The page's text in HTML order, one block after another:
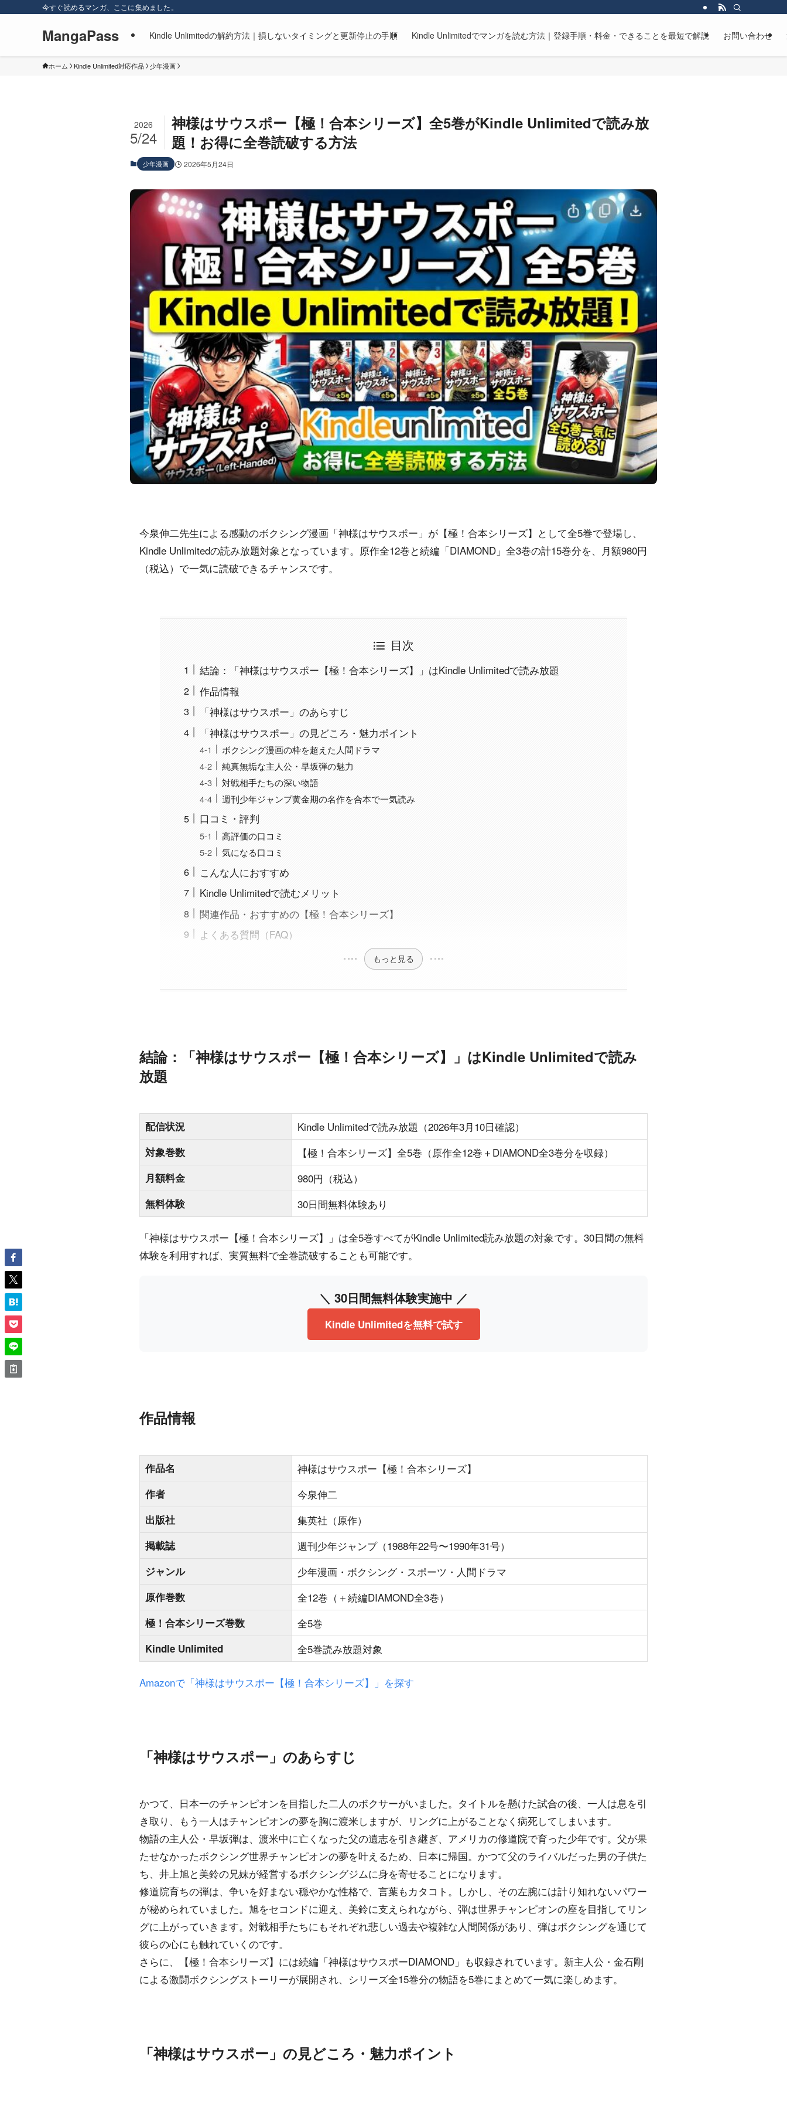
今すぐ読めるマンガ、ここに集めました。
MangaPass Kindle Unlimitedの解約方法｜損しないタイミングと更新停止の手順 Kindle Unlimitedでマンガを読む方法｜登録手順・料金・できることを最短で解説 お問い合わせ
ホーム Kindle Unlimited対応作品 少年漫画
神様はサウスポー【極！合本シリーズ】全5巻がKindle Unlimitedで読み放
題！お得に全巻読破する方法
2026
5/24
少年漫画 2026年5月24日
今泉伸二先生による感動のボクシング漫画「神様はサウスポー」が【極！合本シリーズ】として全5巻で登場し、
Kindle Unlimitedの読み放題対象となっています。原作全12巻と続編「DIAMOND」全3巻の計15巻分を、月額980円
（税込）で一気に読破できるチャンスです。
目次
結論：「神様はサウスポー【極！合本シリーズ】」はKindle Unlimitedで読み放題
作品情報
「神様はサウスポー」のあらすじ
「神様はサウスポー」の見どころ・魅力ポイント
ボクシング漫画の枠を超えた人間ドラマ
純真無垢な主人公・早坂弾の魅力
対戦相手たちの深い物語
週刊少年ジャンプ黄金期の名作を合本で一気読み
口コミ・評判
高評価の口コミ
気になる口コミ
こんな人におすすめ
Kindle Unlimitedで読むメリット
関連作品・おすすめの【極！合本シリーズ】
よくある質問（FAQ）
もっと見る
結論：「神様はサウスポー【極！合本シリーズ】」はKindle Unlimitedで読み
放題
配信状況 Kindle Unlimitedで読み放題（2026年3月10日確認）
対象巻数 【極！合本シリーズ】全5巻（原作全12巻＋DIAMOND全3巻分を収録）
月額料金 980円（税込）
無料体験 30日間無料体験あり
「神様はサウスポー【極！合本シリーズ】」は全5巻すべてがKindle Unlimited読み放題の対象です。30日間の無料
体験を利用すれば、実質無料で全巻読破することも可能です。
＼ 30日間無料体験実施中 ／
Kindle Unlimitedを無料で試す
作品情報
作品名 神様はサウスポー【極！合本シリーズ】
作者 今泉伸二
出版社 集英社（原作）
掲載誌 週刊少年ジャンプ（1988年22号〜1990年31号）
ジャンル 少年漫画・ボクシング・スポーツ・人間ドラマ
原作巻数 全12巻（＋続編DIAMOND全3巻）
極！合本シリーズ巻数 全5巻
Kindle Unlimited 全5巻読み放題対象
Amazonで「神様はサウスポー【極！合本シリーズ】」を探す
「神様はサウスポー」のあらすじ
かつて、日本一のチャンピオンを目指した二人のボクサーがいました。タイトルを懸けた試合の後、一人は息を引
き取り、もう一人はチャンピオンの夢を胸に渡米しますが、リングに上がることなく病死してしまいます。
物語の主人公・早坂弾は、渡米中に亡くなった父の遺志を引き継ぎ、アメリカの修道院で育った少年です。父が果
たせなかったボクシング世界チャンピオンの夢を叶えるため、日本に帰国。かつて父のライバルだった男の子供た
ち、井上旭と美鈴の兄妹が経営するボクシングジムに身を寄せることになります。
修道院育ちの弾は、争いを好まない穏やかな性格で、言葉もカタコト。しかし、その左腕には計り知れないパワー
が秘められていました。旭をセコンドに迎え、美鈴に支えられながら、弾は世界チャンピオンの座を目指してリン
グに上がっていきます。対戦相手たちにもそれぞれ悲しい過去や複雑な人間関係があり、弾はボクシングを通じて
彼らの心にも触れていくのです。
さらに、【極！合本シリーズ】には続編「神様はサウスポーDIAMOND」も収録されています。新主人公・金石剛
による激闘ボクシングストーリーが展開され、シリーズ全15巻分の物語を5巻にまとめて一気に楽しめます。
「神様はサウスポー」の見どころ・魅力ポイント